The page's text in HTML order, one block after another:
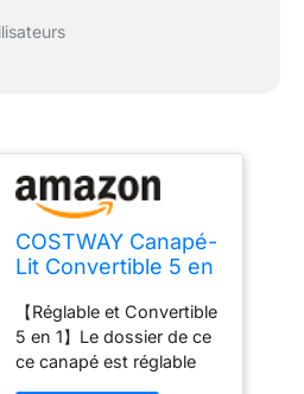
COSTWAY Canapé-
Lit Convertible 5 en
Accoudoirs
Réglables, Canapé
Futon 3 Places en
【Réglable et Convertible
5 en 1】Le dossier de ce
ce canapé est réglable